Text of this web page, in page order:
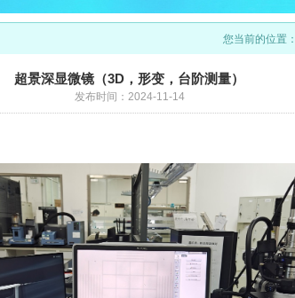
您当前的位置：
超景深显微镜（3D，形变，台阶测量）
发布时间：2024-11-14